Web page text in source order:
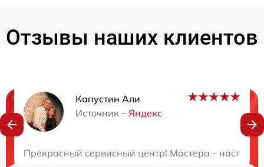
Отзывы наших клиентов
Капустин Али
Источник – Яндекс
Прекрасный сервисный центр! Мастера –
Нужна консультация?